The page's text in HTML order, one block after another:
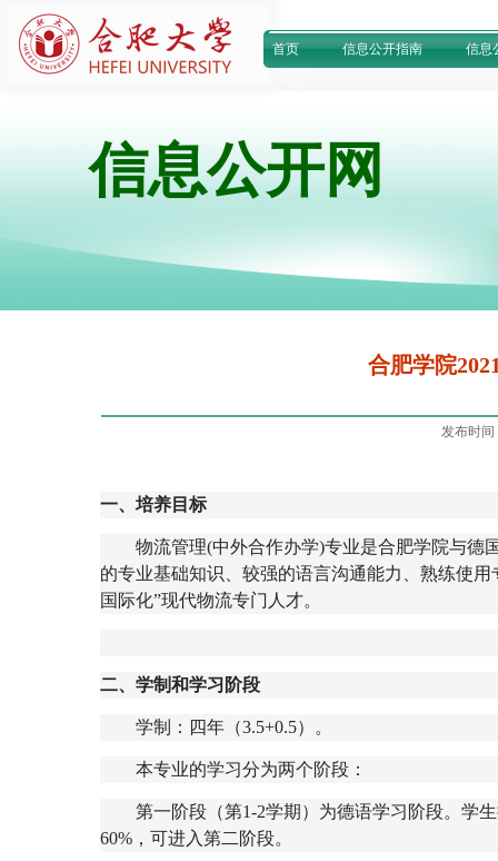
首页 信息公开指南 信息
信息公开网
合肥学院
发布时
一、培养目标
物流管理(中外合作办学)专业是合肥学院与德
的专业基础知识、较强的语言沟通能力、熟练使
国际化”现代物流专门人才。
二、学制和学习阶段
学制：四年（3.5+0.5）。
本专业的学习分为两个阶段：
第一阶段（第1-2学期）为德语学习阶段。学
60% ，可进入第二阶段。